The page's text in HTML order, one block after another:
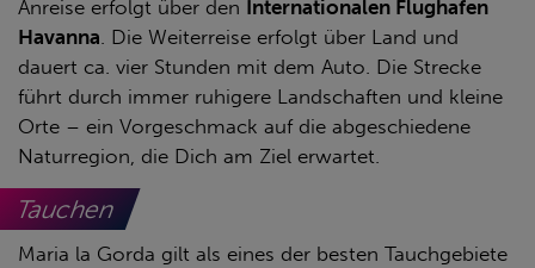
Anreise erfolgt über den Internationalen Flughafen
Havanna. Die Weiterreise erfolgt über Land und
dauert ca. vier Stunden mit dem Auto. Die Strecke
führt durch immer ruhigere Landschaften und kleine
Orte – ein Vorgeschmack auf die abgeschiedene
Naturregion, die Dich am Ziel erwartet.
Tauchen
Maria la Gorda gilt als eines der besten Tauchgebiete